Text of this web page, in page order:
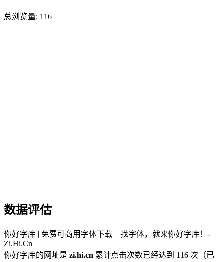
总浏览量: 116
数据评估
你好字库 | 免费可商用字体下载 – 找字体，就来你好字库！-
Zi.Hi.Cn
你好字库的网址是 zi.hi.cn 累计点击次数已经达到 116 次（已